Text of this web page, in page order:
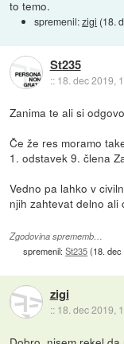
to temo.
spremenil:zigi (18.
St235
:: 18. dec 2019,
Zanima te ali si
Če že res moramo
1. odstavek 9. člena
Vedno pa lahko v
njih zahtevat delno ali
Zgodovina sprememb…
spremenil:St235(18.
zigi
:: 18. dec 2019,